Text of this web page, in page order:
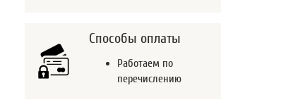
Способы оплаты
Работаем по
перечислению